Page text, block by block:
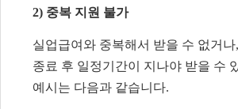
2) 중복 지원 불가
실업급여와 중복해서 받을 수 없거나,
종료 후 일정기간이 지나야 받을 수
예시는 다음과 같습니다.